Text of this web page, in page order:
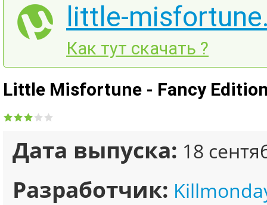
little-
Как тут скачать ?
Little Misfortune - Fancy
Дата выпуска: 18
Разработчик: